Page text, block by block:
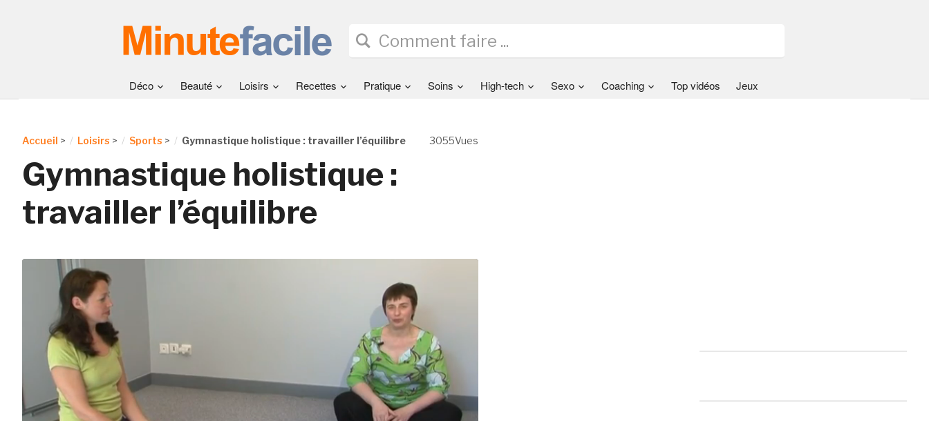
Déco Beauté Loisirs Recettes Pratique Soins High-tech Sexo Coaching Top vidéos Jeux
3055Vues
Accueil > Loisirs > Sports > Gymnastique holistique : travailler l’équilibre
Gymnastique holistique :
travailler l’équilibre